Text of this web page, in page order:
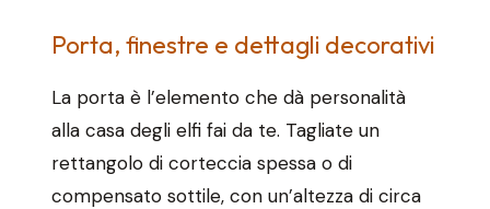
Porta, finestre e dettagli decorativi
La porta è l’elemento che dà personalità
alla casa degli elfi fai da te. Tagliate un
rettangolo di corteccia spessa o di
compensato sottile, con un’altezza di circa